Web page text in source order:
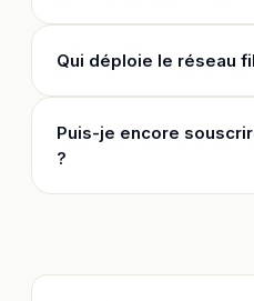
Qui déploie le réseau
Puis-je encore
?